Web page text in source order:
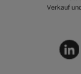
Verkauf